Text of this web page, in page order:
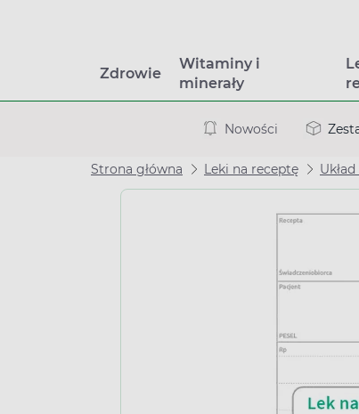
Zdrowie
Witaminy i
minerały
Nowości
Strona główna Leki na receptę